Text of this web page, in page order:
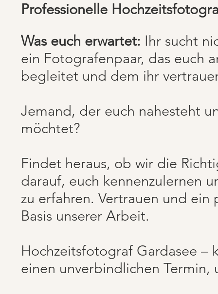
Professionelle
Was euch erwartet: Ihr sucht
ein Fotografenpaar, das euch
begleitet und dem ihr
Jemand, der euch nahesteht
möchtet?
Findet heraus, ob wir die
darauf, euch kennenzulernen
zu erfahren. Vertrauen und ein
Basis unserer Arbeit.
Hochzeitsfotograf Gardasee –
einen unverbindlichen Termin,